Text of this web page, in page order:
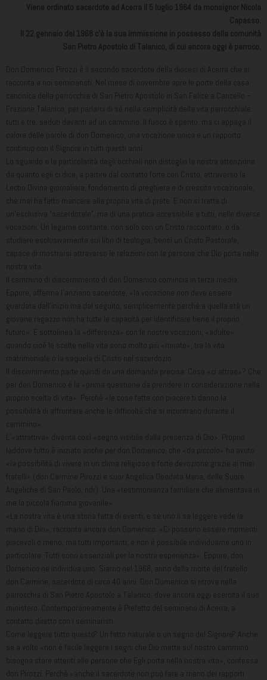
Viene ordinato sacerdote ad Acerra il 5 luglio 1964 da monsignor Nicola
Capasso.
Il 22 gennaio del 1968 c’è la sua immissione in possesso della comunità
San Pietro Apostolo di Talanico, di cui ancora oggi è parroco.
Don Domenico Pirozzi è il secondo sacerdote della diocesi di Acerra che si
racconta a noi seminaristi. Nel mese di novembre apre le porte della casa
canonica della parrocchia di San Pietro Apostolo in San Felice a Cancello –
Frazione Talanico, per parlarci di sé nella semplicità della vita parrocchiale:
tutti e tre, seduti davanti ad un cammino. Il fuoco è spento, ma ci appaga il
calore delle parole di don Domenico, una vocazione unica e un rapporto
continuo con il Signore in tutti questi anni.
Lo sguardo e la particolarità degli occhiali non distoglie la nostra attenzione
da quanto egli ci dice, a partire dal contatto forte con Cristo, attraverso la
Lectio Divina giornaliera, fondamento di preghiera e di crescita vocazionale,
che mai ha fatto mancare alla propria vita di prete. E non si tratta di
un’esclusiva “sacerdotale”, ma di una pratica accessibile a tutti, nelle diverse
vocazioni. Un legame costante, non solo con un Cristo raccontato, o da
studiare esclusivamente sui libri di teologia, bensì un Cristo Pastorale,
capace di mostrarsi attraverso le relazioni con le persone che Dio porta nella
nostra vita.
Il cammino di discernimento di don Domenico comincia in terza media.
Eppure, afferma l’anziano sacerdote, «la vocazione non deve essere
guardata dall’inizio ma dal seguito, semplicemente perché a quella età un
giovane ragazzo non ha tutte le capacità per identificare bene il proprio
futuro». E sottolinea la «differenza» con le nostre vocazioni, «adulte»,
quando cioè le scelte nella vita sono molto più «mirate», tra la vita
matrimoniale o la sequela di Cristo nel sacerdozio.
Il discernimento parte quindi da una domanda precisa: Cosa «ci attrae»? Che
per don Domenico è la «prima questione da prendere in considerazione nella
proprio scelta di vita». Perché «le cose fatte con piacere ti danno la
possibilità di affrontare anche le difficoltà che si incontrano durante il
cammino».
L’«attrattiva» diventa così «segno visibile dalla presenza di Dio». Proprio
laddove tutto è iniziato anche per don Domenico, che «da piccolo» ha avuto
«la possibilità di vivere in un clima religioso e forte devozione grazie ai miei
fratelli» (don Carmine Pirozzi e suor Angelica Deodata Maria, delle Suore
Angeliche di San Paolo, ndr). Una «testimonianza familiare che alimentava in
me la piccola fiamma giovanile».
«La nostra vita è una storia fatta di eventi, e se uno li sa leggere vede la
mano di Dio», racconta ancora don Domenico. «Ci possono essere momenti
piacevoli o meno, ma tutti importanti, e non è possibile individuarne uno in
particolare. Tutti sono essenziali per la nostra esperienza». Eppure, don
Domenico ne individua uno. Siamo nel 1968, anno della morte del fratello
don Carmine, sacerdote di circa 40 anni. Don Domenico si ritrova nella
parrocchia di San Pietro Apostolo a Talanico, dove ancora oggi esercita il suo
ministero. Contemporaneamente è Prefetto del seminario di Acerra, a
contatto diretto con i seminaristi.
Come leggere tutto questo? Un fatto naturale o un segno del Signore? Anche
se a volte «non è facile leggere i segni che Dio mette sul nostro cammino,
bisogna stare attenti alle persone che Egli porta nella nostra vita», confessa
don Pirozzi. Perché «anche il sacerdote non può fare a meno dei rapporti